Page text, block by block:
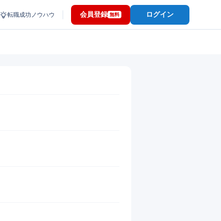
転職成功ノウハウ 会員登録 無料 ログイン